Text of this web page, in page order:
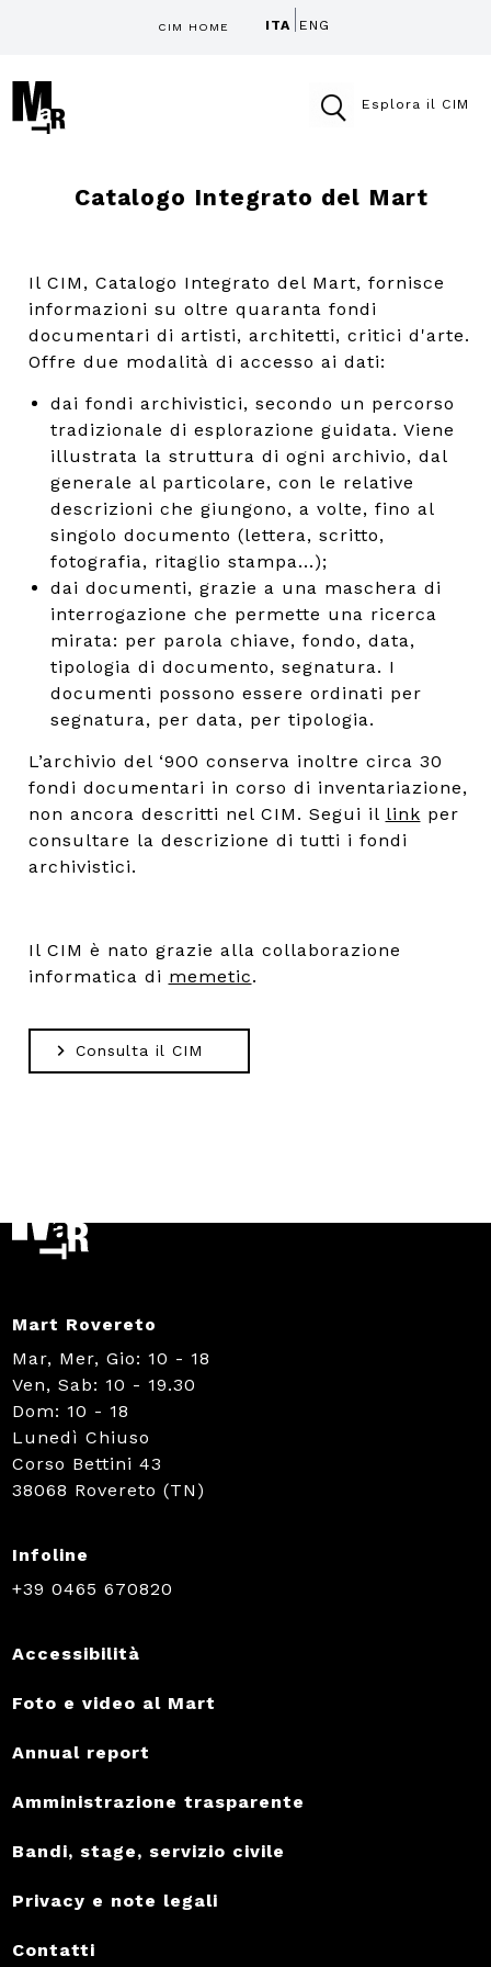
CIM HOME ITA ENG
Esplora il CIM
Catalogo Integrato del Mart
Il CIM, Catalogo Integrato del Mart, fornisce
informazioni su oltre quaranta fondi
documentari di artisti, architetti, critici d'arte.
Offre due modalità di accesso ai dati:
dai fondi archivistici, secondo un percorso
tradizionale di esplorazione guidata. Viene
illustrata la struttura di ogni archivio, dal
generale al particolare, con le relative
descrizioni che giungono, a volte, fino al
singolo documento (lettera, scritto,
fotografia, ritaglio stampa...);
dai documenti, grazie a una maschera di
interrogazione che permette una ricerca
mirata: per parola chiave, fondo, data,
tipologia di documento, segnatura. I
documenti possono essere ordinati per
segnatura, per data, per tipologia.
L’archivio del ‘900 conserva inoltre circa 30
fondi documentari in corso di inventariazione,
non ancora descritti nel CIM. Segui il link per
consultare la descrizione di tutti i fondi
archivistici.
Il CIM è nato grazie alla collaborazione
informatica di memetic.
Consulta il CIM
Mart Rovereto
Mar, Mer, Gio: 10 - 18
Ven, Sab: 10 - 19.30
Dom: 10 - 18
Lunedì Chiuso
Corso Bettini 43
38068 Rovereto (TN)
Infoline
+39 0465 670820
Accessibilità
Foto e video al Mart
Annual report
Amministrazione trasparente
Bandi, stage, servizio civile
Privacy e note legali
Contatti